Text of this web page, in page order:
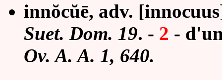
innŏcŭē, adv.
Suet. Dom. 19. - 2 -
Ov. A. A. 1, 640.